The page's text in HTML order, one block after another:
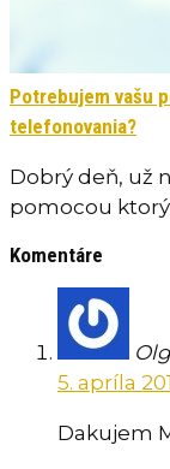
Potrebujem vašu
telefonovania?
Dobrý deň, už
pomocou
Komentáre
5. apríla
Dakujem